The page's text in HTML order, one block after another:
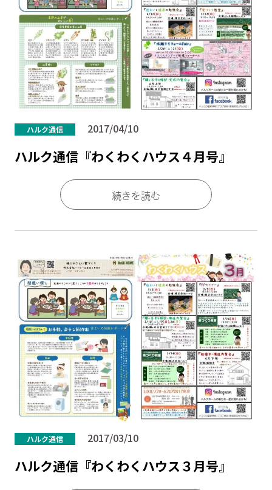
ハルク通信 2017/04/10
ハルク通信『わくわくハウス４月号』
続きを読む
ハルク通信 2017/03/10
ハルク通信『わくわくハウス３月号』